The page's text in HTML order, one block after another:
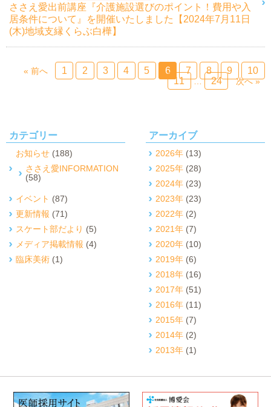
ささえ愛出前講座『介護施設選びのポイント！費用や入
居条件について』を開催いたしました【2024年7月11日
(木)地域支縁くらぶ白樺】
« 前へ 1 2 3 4 5 6 7 8 9
10
11
… 24 次へ »
カテゴリー
お知らせ (188)
ささえ愛INFORMATION
(58)
イベント (87)
更新情報 (71)
スケート部だより (5)
メディア掲載情報 (4)
臨床美術 (1)
アーカイブ
2026年 (13)
2025年 (28)
2024年 (23)
2023年 (23)
2022年 (2)
2021年 (7)
2020年 (10)
2019年 (6)
2018年 (16)
2017年 (51)
2016年 (11)
2015年 (7)
2014年 (2)
2013年 (1)